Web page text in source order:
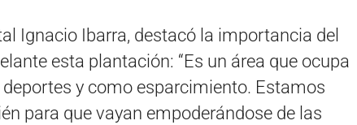
Ignacio Ibarra, destacó la importancia del
esta plantación: “Es un área que ocupa
y como esparcimiento. Estamos
para que vayan empoderándose de las